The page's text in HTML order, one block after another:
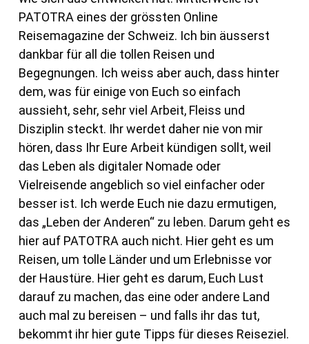
PATOTRA eines der grössten Online
Reisemagazine der Schweiz. Ich bin äusserst
dankbar für all die tollen Reisen und
Begegnungen. Ich weiss aber auch, dass hinter
dem, was für einige von Euch so einfach
aussieht, sehr, sehr viel Arbeit, Fleiss und
Disziplin steckt. Ihr werdet daher nie von mir
hören, dass Ihr Eure Arbeit kündigen sollt, weil
das Leben als digitaler Nomade oder
Vielreisende angeblich so viel einfacher oder
besser ist. Ich werde Euch nie dazu ermutigen,
das „Leben der Anderen“ zu leben. Darum geht es
hier auf PATOTRA auch nicht. Hier geht es um
Reisen, um tolle Länder und um Erlebnisse vor
der Haustüre. Hier geht es darum, Euch Lust
darauf zu machen, das eine oder andere Land
auch mal zu bereisen – und falls ihr das tut,
bekommt ihr hier gute Tipps für dieses Reiseziel.